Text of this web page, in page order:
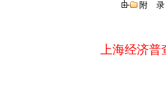
附 录
上海经济